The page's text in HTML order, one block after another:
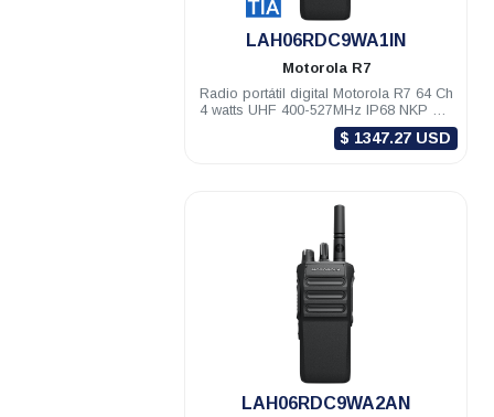
LAH06RDC9WA1IN
Motorola R7
Radio portátil digital Motorola R7 64 Ch
4 watts UHF 400-527MHz IP68 NKP TIA
Compatible
$ 1347.27 USD
LAH06RDC9WA2AN